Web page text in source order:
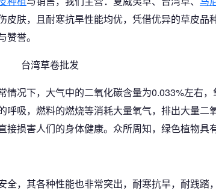
肤，且耐寒抗旱性能均优，凭借优异的草皮品
誉。
况下，大气中的二氧化碳含量为0.033%左右
吸，燃料的燃烧等消耗大量氧气，排出大量二
损害人们的身体健康。众所周知，绿色植物具
，其各种性能也非常突出，耐寒抗旱，耐践踏